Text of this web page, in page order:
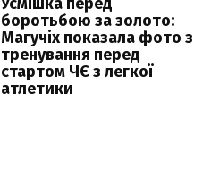
боротьбою за золото:
Магучіх показала фото з
тренування перед
стартом ЧЄ з легкої
атлетики